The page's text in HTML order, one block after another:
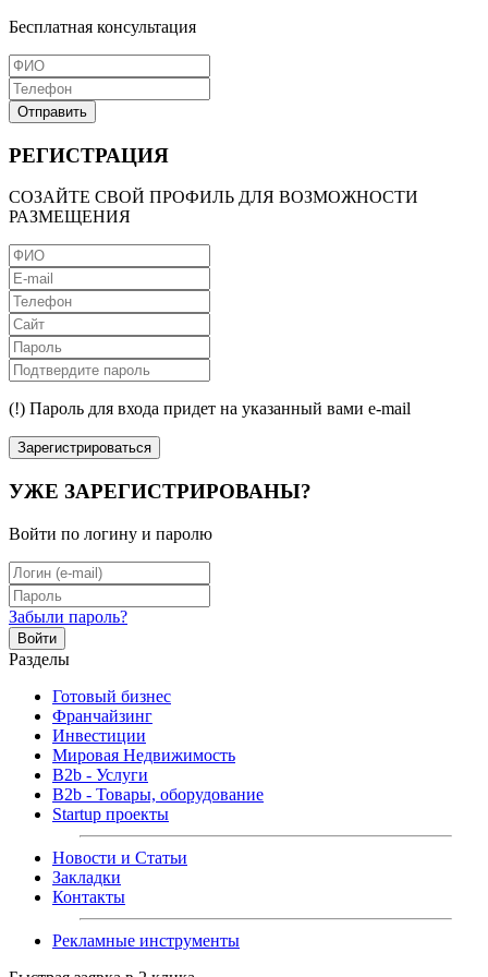
Бесплатная консультация
Отправить
РЕГИСТРАЦИЯ
СОЗАЙТЕ СВОЙ ПРОФИЛЬ ДЛЯ ВОЗМОЖНОСТИ
РАЗМЕЩЕНИЯ
(!) Пароль для входа придет на указанный вами e-mail
Зарегистрироваться
УЖЕ ЗАРЕГИСТРИРОВАНЫ?
Войти по логину и паролю
Забыли пароль?
Войти
Разделы
Готовый бизнес
Франчайзинг
Инвестиции
Мировая Недвижимость
B2b - Услуги
B2b - Товары, оборудование
Startup проекты
Новости и Статьи
Закладки
Контакты
Рекламные инструменты